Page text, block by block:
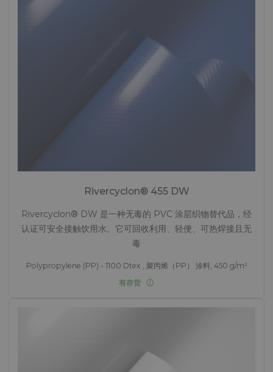
Rivercyclon® 455 DW
Rivercyclon® DW 是一种无毒的 PVC 涂层织物替代品，经
认证可安全接触饮用水。它可回收利用、轻便、可热焊接且无
毒
Polypropylene (PP) - 1100 Dtex , 聚丙烯（PP） 涂料, 450 g/m²
有存货